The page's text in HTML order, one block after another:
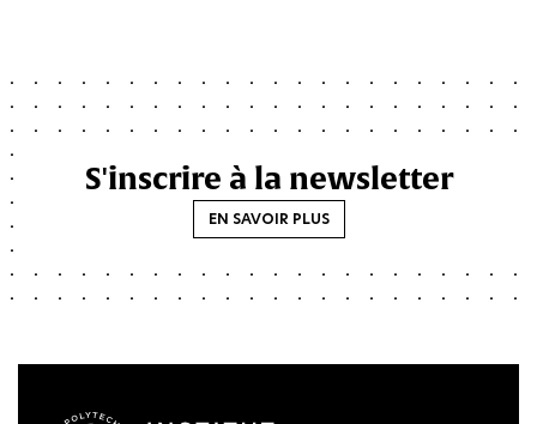
S'inscrire à la newsletter
EN SAVOIR PLUS